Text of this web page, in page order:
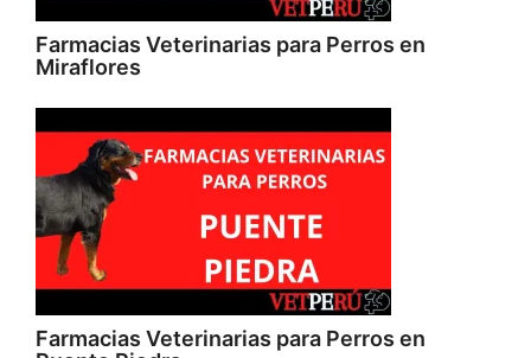
Farmacias Veterinarias para Perros en
Miraflores
Farmacias Veterinarias para Perros en